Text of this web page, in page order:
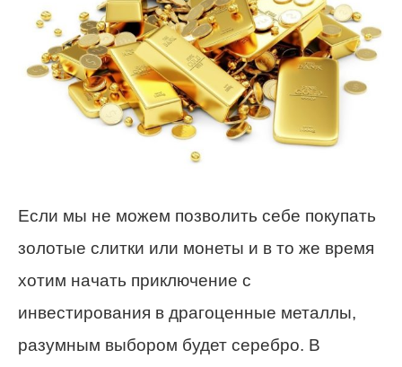
Если мы не можем позволить себе покупать
золотые слитки или монеты и в то же время
хотим начать приключение с
инвестирования в драгоценные металлы,
разумным выбором будет серебро. В